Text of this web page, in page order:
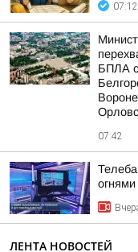
07:12
БПЛА
07:42
огнями
ЛЕНТА НОВОСТЕЙ